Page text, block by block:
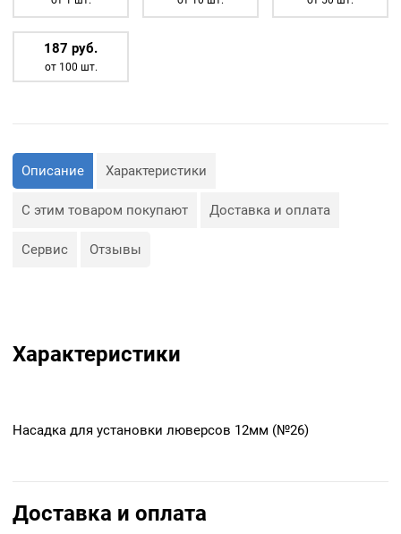
187 руб.
от 100 шт.
Описание Характеристики
С этим товаром покупают Доставка и оплата
Сервис Отзывы
Характеристики
Насадка для установки люверсов 12мм (№26)
Доставка и оплата